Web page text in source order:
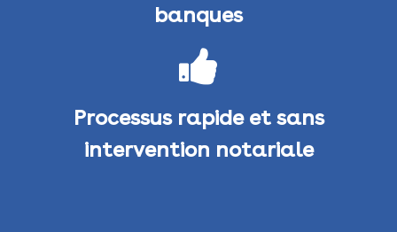
banques
Processus rapide et sans
intervention notariale